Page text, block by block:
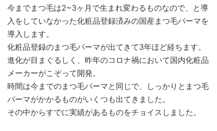
今までまつ毛は2~3ヶ月で生まれ変わるものなので、と導
入をしていなかった化粧品登録済みの国産まつ毛パーマを
導入します。
化粧品登録のまつ毛パーマが出てきて3年ほど経ちます。
進化が目まぐるしく、昨年のコロナ禍において国内化粧品
メーカーがこぞって開発。
時間は今までのまつ毛パーマと同じで、しっかりとまつ毛
パーマがかかるものがいくつも出てきました。
その中からすでに実績があるものをチョイスしました。